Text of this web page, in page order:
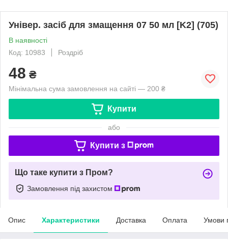
Універ. засіб для змащення 07 50 мл [K2] (705)
В наявності
Код: 10983
Роздріб
48 ₴
Мінімальна сума замовлення на сайті — 200 ₴
Купити
або
Купити з
Що таке купити з Пром?
Замовлення під захистом
Опис Характеристики Доставка Оплата Умови